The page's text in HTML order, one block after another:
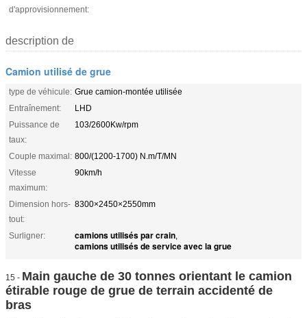
d'approvisionnement:
description de
Camion utilisé de grue
type de véhicule: Grue camion-montée utilisée
Entraînement:
LHD
Puissance de
taux:
103/2600Kw/rpm
Couple maximal: 800/(1200-1700) N.m/T/MN
Vitesse
maximum:
90km/h
Dimension hors-
tout:
8300×2450×2550mm
Surligner: camions utilisés par crain,
camions utilisés de service avec la grue
15 - Main gauche de 30 tonnes orientant le camion
étirable rouge de grue de terrain accidenté de
bras